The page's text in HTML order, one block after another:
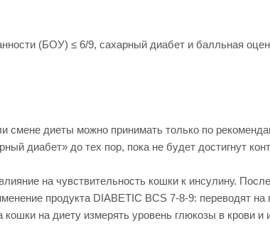
(БОУ) ≤ 6/9, сахарный диабет и балльная
смене диеты можно принимать только по
диабет» до тех пор, пока не будет достигнут
на чувствительность кошки к инсулину.
продукта DIABETIC BCS 7-8-9: переводят
на диету измерять уровень глюкозы в крови